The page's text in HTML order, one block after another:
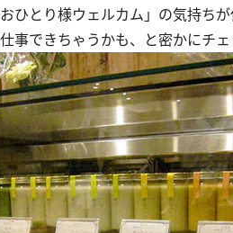
ひとり様ウェルカム」の気持ち
事できちゃうかも、と密かにチェ